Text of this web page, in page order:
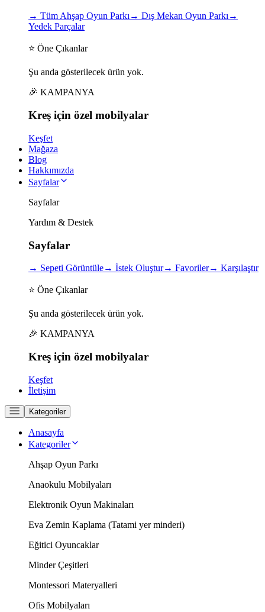
→ Tüm Ahşap Oyun Parkı→ Dış Mekan Oyun Parkı→
Yedek Parçalar
⭐ Öne Çıkanlar
Şu anda gösterilecek ürün yok.
🎉 KAMPANYA
Kreş için özel mobilyalar
Keşfet
Mağaza
Blog
Hakkımızda
Sayfalar
Sayfalar
Yardım & Destek
Sayfalar
→ Sepeti Görüntüle→ İstek Oluştur→ Favoriler→ Karşılaştır
⭐ Öne Çıkanlar
Şu anda gösterilecek ürün yok.
🎉 KAMPANYA
Kreş için özel mobilyalar
Keşfet
İletişim
Kategoriler
Anasayfa
Kategoriler
Ahşap Oyun Parkı
Anaokulu Mobilyaları
Elektronik Oyun Makinaları
Eva Zemin Kaplama (Tatami yer minderi)
Eğitici Oyuncaklar
Minder Çeşitleri
Montessori Materyalleri
Ofis Mobilyaları